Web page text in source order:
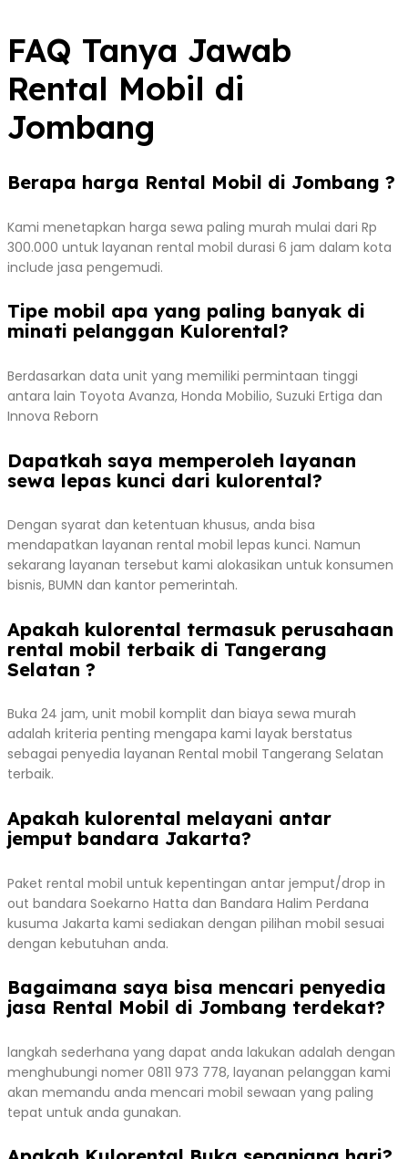
FAQ Tanya Jawab
Rental Mobil di
Jombang
Berapa harga Rental Mobil di Jombang ?
Kami menetapkan harga sewa paling murah mulai dari Rp
300.000 untuk layanan rental mobil durasi 6 jam dalam kota
include jasa pengemudi.
Tipe mobil apa yang paling banyak di
minati pelanggan Kulorental?
Berdasarkan data unit yang memiliki permintaan tinggi
antara lain Toyota Avanza, Honda Mobilio, Suzuki Ertiga dan
Innova Reborn
Dapatkah saya memperoleh layanan
sewa lepas kunci dari kulorental?
Dengan syarat dan ketentuan khusus, anda bisa
mendapatkan layanan rental mobil lepas kunci. Namun
sekarang layanan tersebut kami alokasikan untuk konsumen
bisnis, BUMN dan kantor pemerintah.
Apakah kulorental termasuk perusahaan
rental mobil terbaik di Tangerang
Selatan ?
Buka 24 jam, unit mobil komplit dan biaya sewa murah
adalah kriteria penting mengapa kami layak berstatus
sebagai penyedia layanan Rental mobil Tangerang Selatan
terbaik.
Apakah kulorental melayani antar
jemput bandara Jakarta?
Paket rental mobil untuk kepentingan antar jemput/drop in
out bandara Soekarno Hatta dan Bandara Halim Perdana
kusuma Jakarta kami sediakan dengan pilihan mobil sesuai
dengan kebutuhan anda.
Bagaimana saya bisa mencari penyedia
jasa Rental Mobil di Jombang terdekat?
langkah sederhana yang dapat anda lakukan adalah dengan
menghubungi nomer 0811 973 778, layanan pelanggan kami
akan memandu anda mencari mobil sewaan yang paling
tepat untuk anda gunakan.